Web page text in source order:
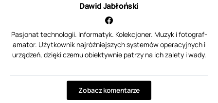
Dawid Jabłoński
Pasjonat technologii. Informatyk. Kolekcjoner. Muzyk i fotograf-
amator. Użytkownik najróżniejszych systemów operacyjnych i
urządzeń, dzięki czemu obiektywnie patrzy na ich zalety i wady.
Zobacz komentarze